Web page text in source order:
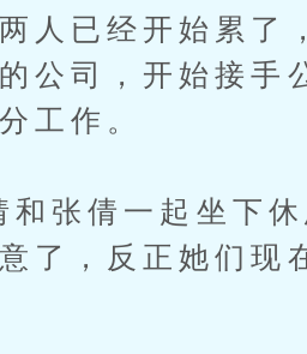
人已经开始累了
公司，开始接手
工作。
张倩一起坐下休
了，反正她们现